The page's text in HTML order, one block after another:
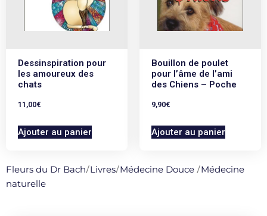
Dessinspiration pour
les amoureux des
chats
11,00€
Ajouter au panier
Bouillon de poulet
pour l’âme de l’ami
des Chiens – Poche
9,90€
Ajouter au panier
Fleurs du Dr Bach/Livres/Médecine Douce /Médecine
naturelle